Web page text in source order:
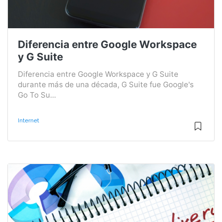
Diferencia entre Google Workspace
y G Suite
Diferencia entre Google Workspace y G Suite
durante más de una década, G Suite fue Google's
Go To Su...
Internet